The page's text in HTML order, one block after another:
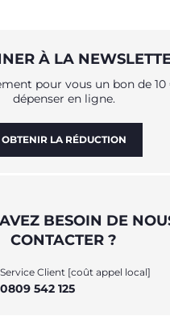
À LA
pour vous un bon de 10
dépenser en ligne.
OBTENIR LA RÉDUCTION
BESOIN DE
CONTACTER ?
Service Client [coût appel local]
0809 542 125